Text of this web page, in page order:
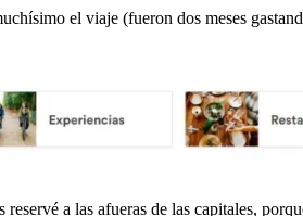
el viaje (fueron dos meses
a las afueras de las capitales,